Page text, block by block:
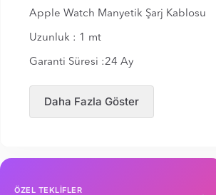
Apple Watch Manyetik Şarj Kablosu
Uzunluk : 1 mt
Garanti Süresi :24 Ay
Daha Fazla Göster
ÖZEL TEKLİFLER